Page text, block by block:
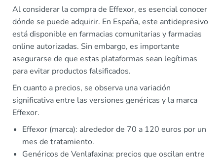
Al considerar la compra de Effexor, es esencial conocer
dónde se puede adquirir. En España, este antidepresivo
está disponible en farmacias comunitarias y farmacias
online autorizadas. Sin embargo, es importante
asegurarse de que estas plataformas sean legítimas
para evitar productos falsificados.
En cuanto a precios, se observa una variación
significativa entre las versiones genéricas y la marca
Effexor.
Effexor (marca): alrededor de 70 a 120 euros por un
mes de tratamiento.
Genéricos de Venlafaxina: precios que oscilan entre